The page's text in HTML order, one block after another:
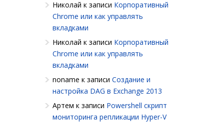
Николай к записи Корпоративный
Chrome или как управлять
вкладками
Николай к записи Корпоративный
Chrome или как управлять
вкладками
noname к записи Создание и
настройка DAG в Exchange 2013
Артем к записи Powershell cкрипт
мониторинга репликации Hyper-V